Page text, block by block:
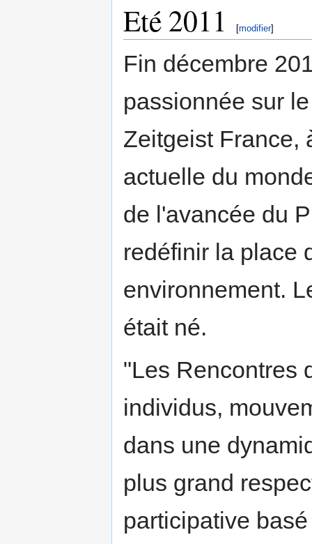
Eté 2011 [modifier]
Fin décembre
passionnée sur
Zeitgeist France,
actuelle du
de l'avancée du
redéfinir la place
environnement.
était né.
"Les Rencontres
individus,
dans une
plus grand
participative